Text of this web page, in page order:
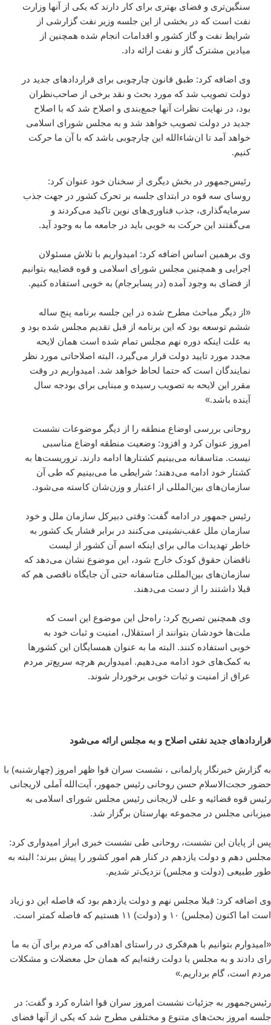
سنگین‌تری و فضای بهتری برای کار دارند که یکی از آنها وزارت
نفت است که در بخشی از این جلسه وزیر نفت گزارشی از
شرایط نفت و گاز کشور و اقدامات انجام شده همچنین از
میادین مشترک گاز و نفت ارائه داد.
وی اضافه کرد: طبق قانون چارچوبی برای قراردادهای جدید در
دولت تصویب شد که مورد بحث و نقد برخی از صاحب‌نظران
بود، در نهایت نظرات آنها جمع‌بندی و اصلاح شد که با اصلاح
جدید در دولت تصویب خواهد شد و به مجلس شورای اسلامی
خواهد آمد تا ان‌شاءالله این چارچوبی باشد که با آن ما حرکت
کنیم.
رئیس‌جمهور در بخش دیگری از سخنان خود عنوان کرد:
روسای سه قوه در ابتدای جلسه بر تحرک کشور در جهت جذب
سرمایه‌گذاری، جذب فناوری‌های نوین تاکید می‌کردند و
می‌گفتند این حرکت به خوبی باید در جامعه ما به وجود آید.
وی برهمین اساس اضافه کرد: امیدواریم با تلاش مسئولان
اجرایی و همچنین مجلس شورای اسلامی و قوه قضاییه بتوانیم
از فضای به وجود ‌آمده (در پسابرجام) به خوبی استفاده کنیم.
«از دیگر مباحث مطرح شده در این جلسه برنامه پنج ساله
ششم توسعه بود که این برنامه از قبل تقدیم مجلس شده بود و
به علت اینکه دوره نهم مجلس تمام شده است همان لایحه
مجدد مورد تایید دولت قرار می‌گیرد، البته اصلاحاتی مورد نظر
نمایندگان است که حتما لحاظ خواهد شد. امیدواریم در وقت
مقرر این لایحه به تصویب رسیده و مبنایی برای بودجه سال
آینده باشد.»
روحانی بررسی اوضاع منطقه را از دیگر موضوعات نشست
امروز عنوان کرد و افزود: وضعیت منطقه اوضاع مناسبی
نیست. متاسفانه می‌بینیم کشتارها ادامه دارند. تروریست‌ها به
کشتار خود ادامه می‌دهند؛ شرایطی ما می‌بینیم که طی آن
سازمان‌های بین‌المللی از اعتبار و وزن‌شان کاسته می‌شود.
رئیس جمهور در ادامه گفت: وقتی دبیرکل سازمان ملل و خود
سازمان ملل عقب‌نشینی می‌کنند در برابر فشار یک کشور به
خاطر تهدیدات مالی برای اینکه اسم آن کشور از لیست
ناقضان حقوق کودک خارج شود، این موضوع نشان می‌دهد که
سازمان‌های بین‌المللی متاسفانه حتی آن جایگاه ناقصی هم که
قبلا داشتند را از دست می‌دهند.
وی همچنین تصریح کرد: راه‌حل این موضوع این است که
ملت‌ها خودشان بتوانند از استقلال، امنیت و ثبات خود به
خوبی استفاده کنند. البته ما به عنوان همسایگان این کشورها
به کمک‌های خود ادامه می‌دهیم. امیدواریم هرچه سریع‌تر مردم
عراق از امنیت و ثبات خوبی برخوردار شوند.
قراردادهای جدید نفتی اصلاح و به مجلس ارائه می‌شود
به گزارش خبرنگار پارلمانی ، نشست سران قوا ظهر امروز (چهارشنبه) با
حضور حجت‌الاسلام حسن روحانی رئیس جمهور، آیت‌الله آملی لاریجانی
رئیس قوه قضائیه و علی لاریجانی رئیس مجلس شورای اسلامی به
میزبانی مجلس در مجموعه بهارستان برگزار شد.
پس از پایان این نشست، روحانی طی نشست خبری ابراز امیدواری کرد:
مجلس دهم و دولت یازدهم در کنار هم امور کشور را پیش ببرند؛ البته به
طور طبیعی (دولت و مجلس) نزدیک‌تر شدیم.
وی اضافه کرد: قبلا مجلس نهم و دولت یازدهم بود که فاصله این دو زیاد
است اما اکنون (مجلس) ۱۰ و (دولت) ۱۱ هستیم که فاصله کمتر است.
«امیدوارم بتوانیم با هم‌فکری در راستای اهدافی که مردم برای آن به ما
رای دادند و به مجلس یا دولت رفته‌ایم که همان حل معضلات و مشکلات
مردم است، گام برداریم.»
رئیس‌جمهور به جزئیات نشست امروز سران قوا اشاره کرد و گفت: در
جلسه امروز بحث‌های متنوع و مختلفی مطرح شد که یکی از آنها فضای